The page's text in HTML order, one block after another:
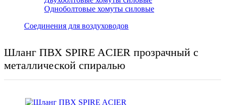
Одноболтовые хомуты силовые
Соединения для воздуховодов
Шланг ПВХ SPIRE ACIER прозрачный с
металлической спиралью